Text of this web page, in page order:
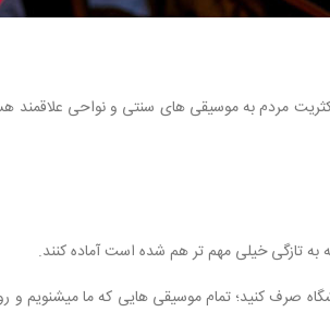
مردم به موسیقی های سنتی و نواحی علاقمند
به تازگی خیلی مهم تر هم شده است آماده کنند.
صرف کنید؛ تمام موسیقی هایی که ما میشنویم